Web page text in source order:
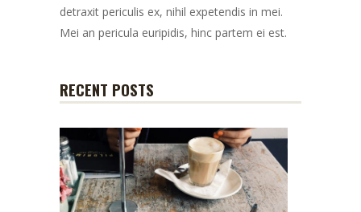
detraxit periculis ex, nihil expetendis in mei.
Mei an pericula euripidis, hinc partem ei est.
RECENT POSTS